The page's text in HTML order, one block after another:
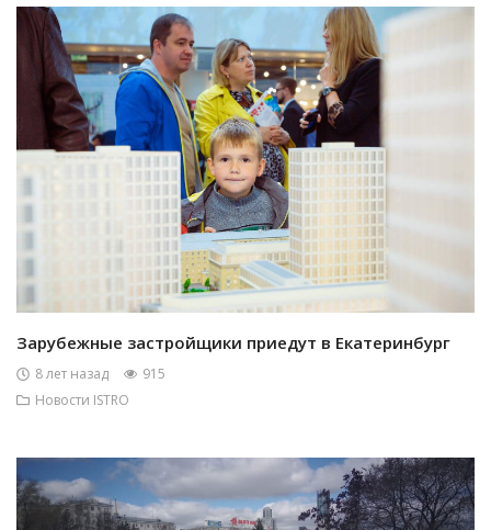
Зарубежные застройщики приедут в Екатеринбург
8 лет назад
915
Новости ISTRO